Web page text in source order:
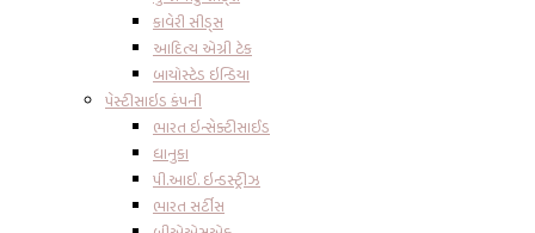
કાવેરી સીડ્સ
આદિત્ય એગ્રી ટેક
બાયોસ્ટેડ ઇન્ડિયા
પેસ્ટીસાઇડ કંપની
ભારત ઇન્સેક્ટીસાઈડ
ધાનુકા
પી.આઈ. ઇન્ડસ્ટ્રીઝ
ભારત સર્ટીસ